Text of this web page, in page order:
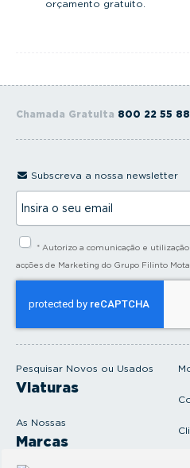
orçamento gratuito.
Chamada Gratuita 800 22 55 88
Pesquisar Novos ou Usados
Viaturas
As Nossas
Marcas
Subscreva a nossa newsletter
s
l
* Autorizo a comunicação e
acções de Marketing do Grupo Filinto Mota.